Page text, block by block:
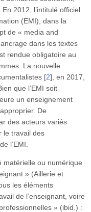
2012, l’intitulé officiel
(EMI), dans la
de « media and
dans les textes
rendue obligatoire au
La nouvelle
[2] , en 2017,
que l’EMI soit
un enseignement
De
des acteurs variés
le travail des
l’EMI.
matérielle ou numérique
» (Aillerie et
les éléments
de l’enseignant, voire
» (ibid.) :